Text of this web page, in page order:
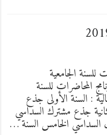
الجامعية
المحاضرات للسنة
التالية : السنة الأولى جذع
جذع مشترك السداسي
السداسي الخامس السنة …